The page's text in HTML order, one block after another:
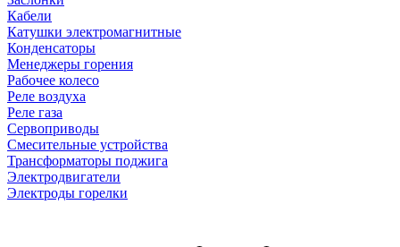
Кабели
Катушки электромагнитные
Конденсаторы
Менеджеры горения
Рабочее колесо
Реле воздухa
Реле газа
Сервоприводы
Смесительные устройства
Трансформаторы поджига
Электродвигатели
Электроды горелки